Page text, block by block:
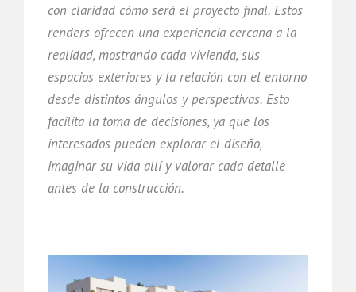
con claridad cómo será el proyecto final. Estos
renders ofrecen una experiencia cercana a la
realidad, mostrando cada vivienda, sus
espacios exteriores y la relación con el entorno
desde distintos ángulos y perspectivas. Esto
facilita la toma de decisiones, ya que los
interesados pueden explorar el diseño,
imaginar su vida allí y valorar cada detalle
antes de la construcción.